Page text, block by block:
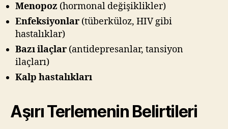
Menopoz (hormonal değişiklikler)
Enfeksiyonlar (tüberküloz, HIV gibi
hastalıklar)
Bazı ilaçlar (antidepresanlar, tansiyon
ilaçları)
Kalp hastalıkları
Aşırı Terlemenin Belirtileri